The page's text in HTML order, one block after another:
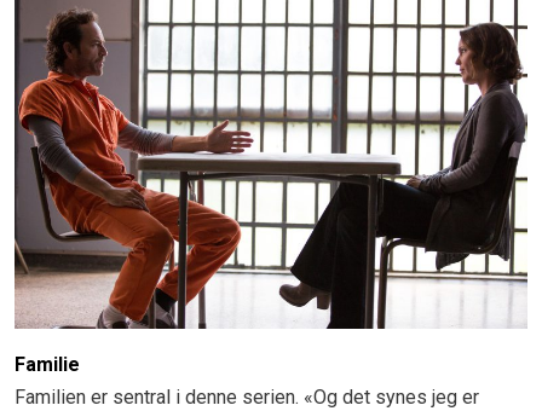
Familie
Familien er sentral i denne serien. «Og det synes jeg er